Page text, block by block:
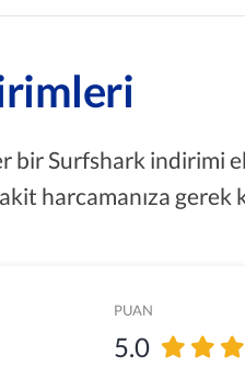
Surfshark indirimi
harcamanıza gerek
PUAN
5.0